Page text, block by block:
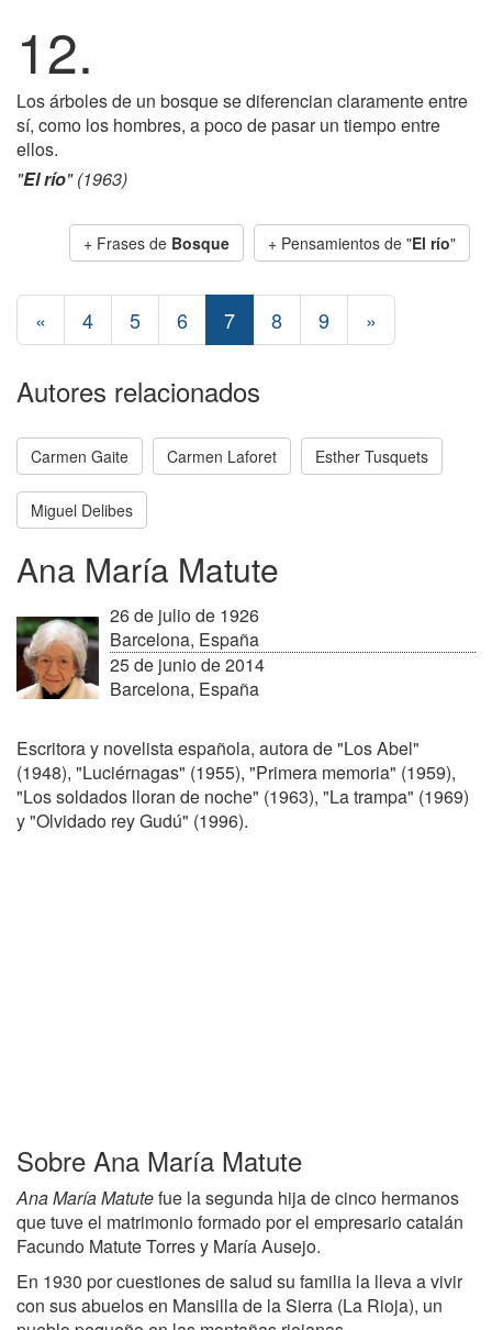
12.
Los árboles de un bosque se diferencian claramente entre
sí, como los hombres, a poco de pasar un tiempo entre
ellos.
"El río" (1963)
+ Frases de Bosque + Pensamientos de "El río"
« 4 5 6 7 8 9 »
Autores relacionados
Carmen Gaite Carmen Laforet Esther Tusquets
Miguel Delibes
Ana María Matute
26 de julio de 1926
Barcelona, España
25 de junio de 2014
Barcelona, España
Escritora y novelista española, autora de "Los Abel"
(1948), "Luciérnagas" (1955), "Primera memoria" (1959),
"Los soldados lloran de noche" (1963), "La trampa" (1969)
y "Olvidado rey Gudú" (1996).
Sobre Ana María Matute
Ana María Matutefue la segunda hija de cinco hermanos
que tuve el matrimonio formado por el empresario catalán
Facundo Matute Torres y María Ausejo.
En 1930 por cuestiones de salud su familia la lleva a vivir
con sus abuelos en Mansilla de la Sierra (La Rioja), un